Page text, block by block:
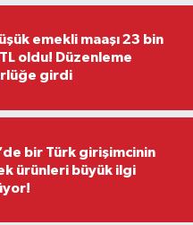
emekli maaşı 23 bin
oldu! Düzenleme
girdi
bir Türk girişimcinin
ürünleri büyük ilgi